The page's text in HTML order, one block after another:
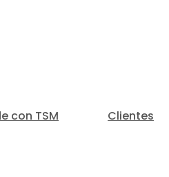
con TSM Clientes